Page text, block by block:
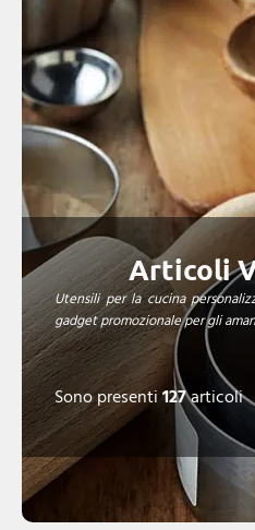
Articoli
Utensili per la cucina
gadget promozionale per gli
Sono presenti127articoli